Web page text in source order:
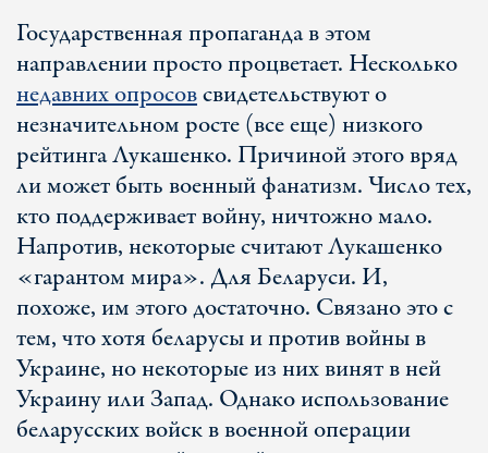
Государственная пропаганда в этом
направлении просто процветает. Несколько
недавних опросовсвидетельствуют о
незначительном росте (все еще) низкого
рейтинга Лукашенко. Причиной этого вряд
ли может быть военный фанатизм. Число тех,
кто поддерживает войну, ничтожно мало.
Напротив, некоторые считают Лукашенко
«гарантом мира». Для Беларуси. И,
похоже, им этого достаточно. Связано это с
тем, что хотя беларусы и против войны в
Украине, но некоторые из них винят в ней
Украину или Запад. Однако использование
беларусских войск в военной операции